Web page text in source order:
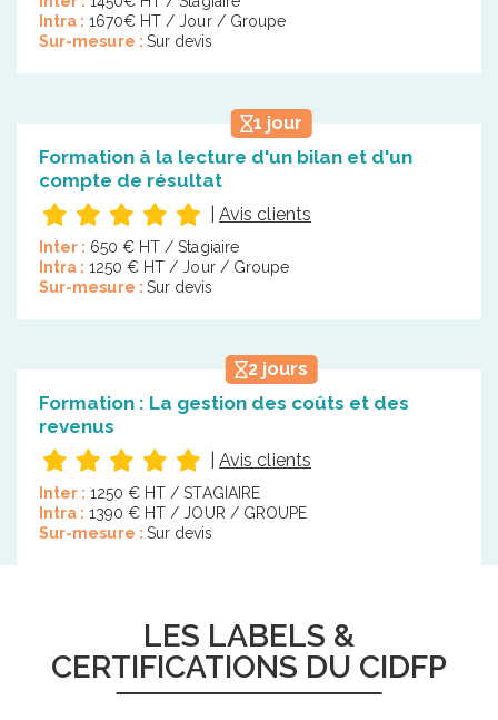
Intra : 1670€ HT / Jour / Groupe
Sur-mesure : Sur devis
1 jour
Formation à la lecture d'un bilan et d'un
compte de résultat
Avis clients
Inter : 650 € HT / Stagiaire
Intra : 1250 € HT / Jour / Groupe
Sur-mesure : Sur devis
2 jours
Formation : La gestion des coûts et des
revenus
Avis clients
Inter : 1250 € HT / STAGIAIRE
Intra : 1390 € HT / JOUR / GROUPE
Sur-mesure : Sur devis
LES LABELS &
CERTIFICATIONS DU CIDFP